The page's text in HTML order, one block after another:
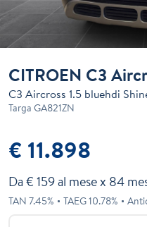
CITROEN C3
C3 Aircross 1.5 bluehdi
Targa GA821ZN
€ 11.898
Da € 159al mese x 84
TAN 7.45% TAEG10.78%